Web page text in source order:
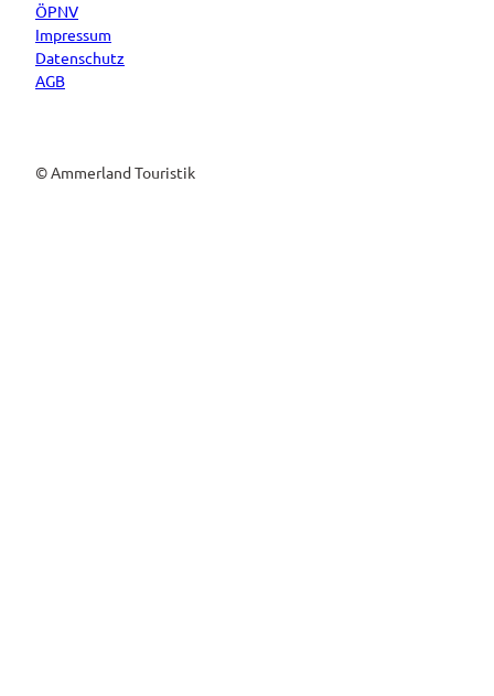
ÖPNV
Impressum
Datenschutz
AGB
© Ammerland Touristik